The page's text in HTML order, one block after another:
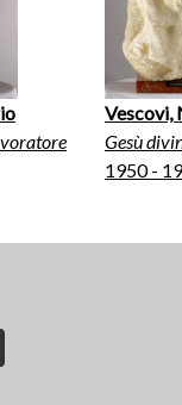
Vescovi,
Gesù
1950 -